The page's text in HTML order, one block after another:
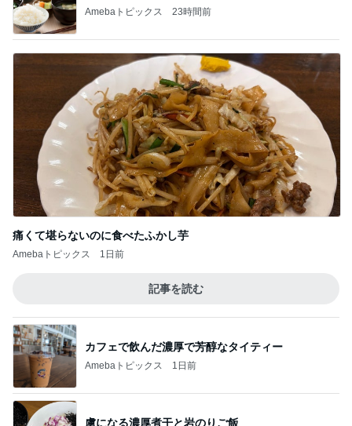
Amebaトピックス 23時間前
痛くて堪らないのに食べたふかし芋
Amebaトピックス 1日前
記事を読む
カフェで飲んだ濃厚で芳醇なタイティー
Amebaトピックス 1日前
虜になる濃厚煮干と岩のりご飯